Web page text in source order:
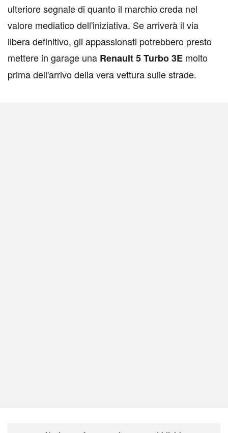
ulteriore segnale di quanto il marchio creda nel
valore mediatico dell'iniziativa. Se arriverà il via
libera definitivo, gli appassionati potrebbero presto
mettere in garage una Renault 5 Turbo 3E molto
prima dell'arrivo della vera vettura sulle strade.